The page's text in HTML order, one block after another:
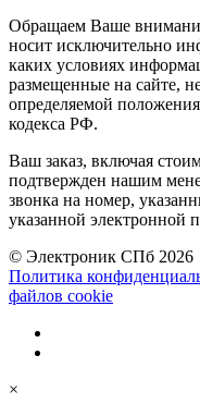
Обращаем Ваше
носит исключительно
каких условиях
размещенные на сайте,
определяемой
кодекса РФ.
Ваш заказ, включая
подтвержден нашим
звонка на номер,
указанной электронной
© Электроник СПб 2026
Политика
файлов cookie
×